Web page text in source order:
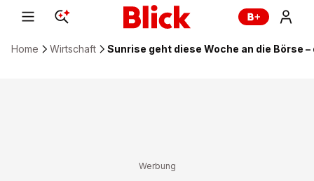
Home Wirtschaft Sunrise geht diese Woche an die Börse